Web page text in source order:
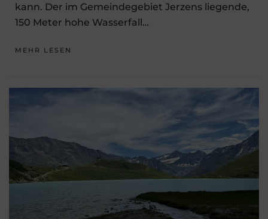
kann. Der im Gemeindegebiet Jerzens liegende,
150 Meter hohe Wasserfall…
MEHR LESEN